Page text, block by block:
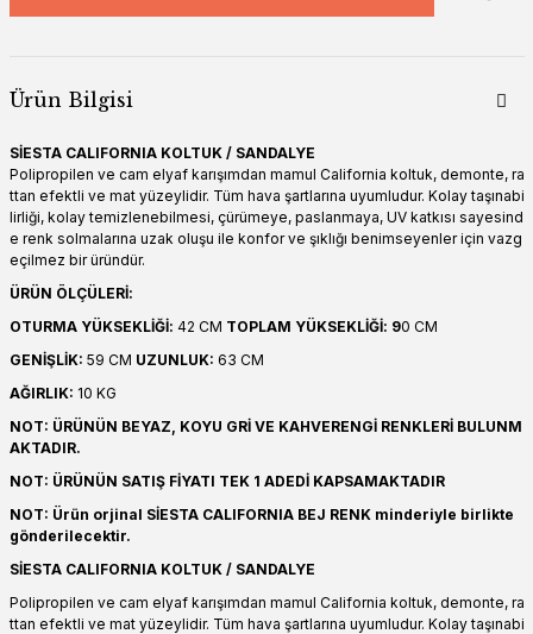
Ürün Bilgisi
SİESTA CALIFORNIA KOLTUK / SANDALYE
Polipropilen ve cam elyaf karışımdan mamul California koltuk, demonte, ra
ttan efektli ve mat yüzeylidir. Tüm hava şartlarına uyumludur. Kolay taşınabi
lirliği, kolay temizlenebilmesi, çürümeye, paslanmaya, UV katkısı sayesind
e renk solmalarına uzak oluşu ile konfor ve şıklığı benimseyenler için vazg
eçilmez bir üründür.
ÜRÜN ÖLÇÜLERİ:
OTURMA YÜKSEKLİĞİ: 42 CM TOPLAM YÜKSEKLİĞİ: 90 CM
GENİŞLİK: 59 CM UZUNLUK: 63 CM
AĞIRLIK: 10 KG
NOT: ÜRÜNÜN BEYAZ, KOYU GRİ VE KAHVERENGİ RENKLERİ BULUNM
AKTADIR.
NOT: ÜRÜNÜN SATIŞ FİYATI TEK 1 ADEDİ KAPSAMAKTADIR
NOT: Ürün orjinal SİESTA CALIFORNIA BEJ RENK minderiyle birlikte
gönderilecektir.
SİESTA CALIFORNIA KOLTUK / SANDALYE
Polipropilen ve cam elyaf karışımdan mamul California koltuk, demonte, ra
ttan efektli ve mat yüzeylidir. Tüm hava şartlarına uyumludur. Kolay taşınabi